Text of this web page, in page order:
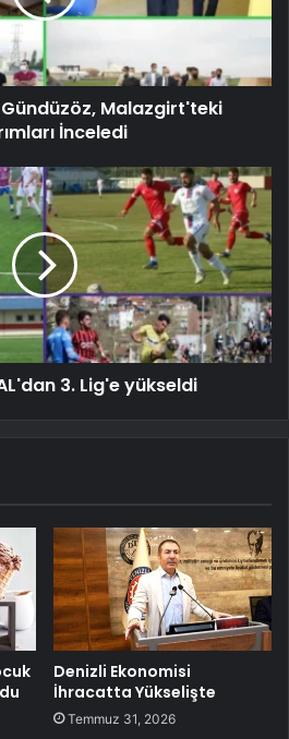
Malazgirt'teki
İnceledi
3. Lig'e yükseldi
Denizli Ekonomisi
İhracatta Yükselişte
Temmuz 31, 2026